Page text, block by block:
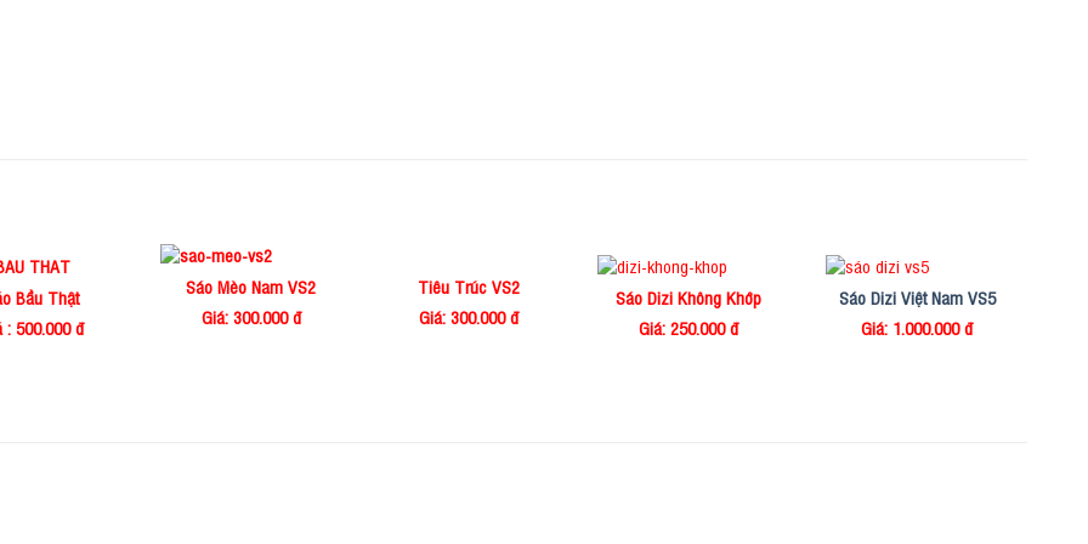
Bầu Thật
: 500.000 đ
Sáo Mèo Nam VS2
Giá: 300.000 đ
Tiêu Trúc VS2
Giá: 300.000 đ
Sáo Dizi Không Khớp
Giá: 250.000 đ
Sáo Dizi Việt Nam VS5
Giá: 1.000.000 đ